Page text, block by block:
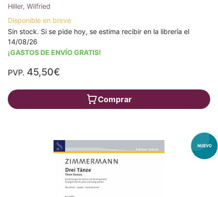
Hiller, Wilfried
Disponible en breve
Sin stock. Si se pide hoy, se estima recibir en la librería el
14/08/26
¡GASTOS DE ENVÍO GRATIS!
PVP. 45,50€
Comprar